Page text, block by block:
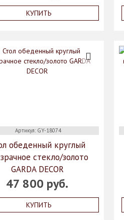
КУПИТЬ
Артикул: GY-18074
обеденный круглый
стекло/золото
GARDA DECOR
47 800 руб.
КУПИТЬ